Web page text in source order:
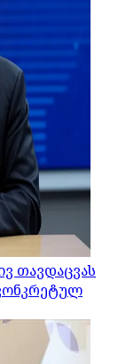
თავდაცვას